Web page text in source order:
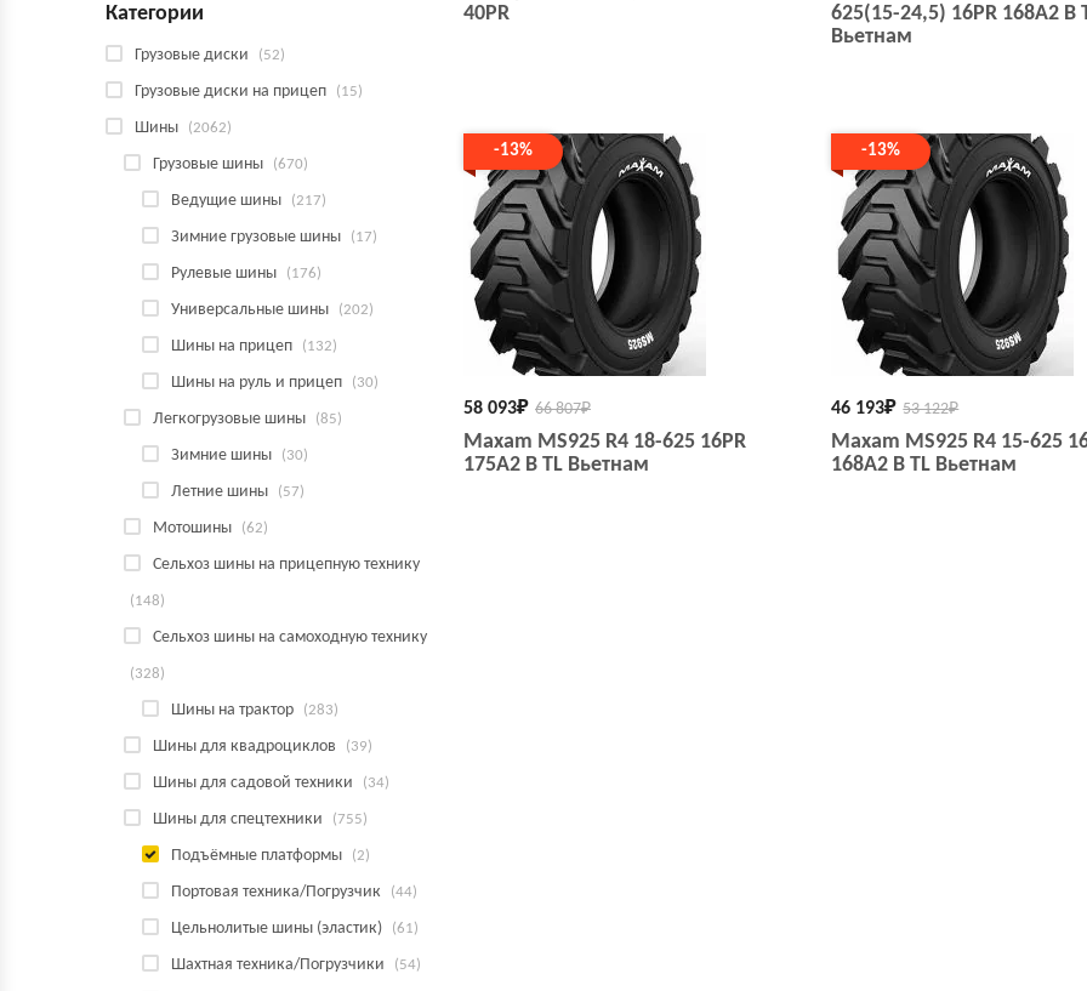
40PR
625(15-24,5) 16PR 168A2 B
Вьетнам
-13%
66 807₽
58 093₽
Maxam MS925 R4 18-625 16PR
175A2 B TL Вьетнам
-13%
53 122₽
46 193₽
Maxam MS925 R4 15-625
168A2 B TL Вьетнам
Категории
Грузовые диски (52)
Грузовые диски на прицеп (15)
Шины (2062)
Грузовые шины (670)
Ведущие шины (217)
Зимние грузовые шины (17)
Рулевые шины (176)
Универсальные шины (202)
Шины на прицеп (132)
Шины на руль и прицеп (30)
Легкогрузовые шины (85)
Зимние шины (30)
Летние шины (57)
Мотошины (62)
Сельхоз шины на прицепную технику
(148)
Сельхоз шины на самоходную технику
(328)
Шины на трактор (283)
Шины для квадроциклов (39)
Шины для садовой техники (34)
Шины для спецтехники (755)
Подъёмные платформы (2)
Портовая техника/Погрузчик (44)
Цельнолитые шины (эластик) (61)
Шахтная техника/Погрузчики (54)